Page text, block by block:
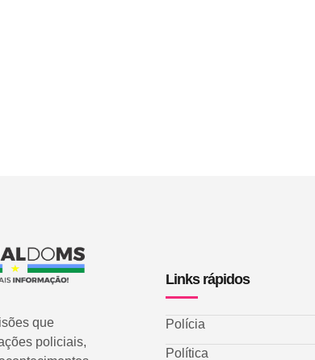
que
policiais,
Links rápidos
Polícia
Política